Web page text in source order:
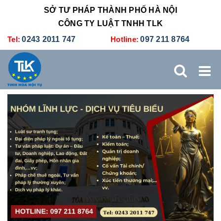
SỞ TƯ PHÁP THÀNH PHỐ HÀ NỘI
CÔNG TY LUẬT TNHH TLK
Tel: 0243 2011 747 Hotline: 097 211 8764
DỊCH VỤ KẾ TOÁN - THUẾ XÚC TIẾN THƯƠNG MẠI
BẢNG GIÁ ĐÀO TẠO TUYỂN DỤNG LIÊN HỆ